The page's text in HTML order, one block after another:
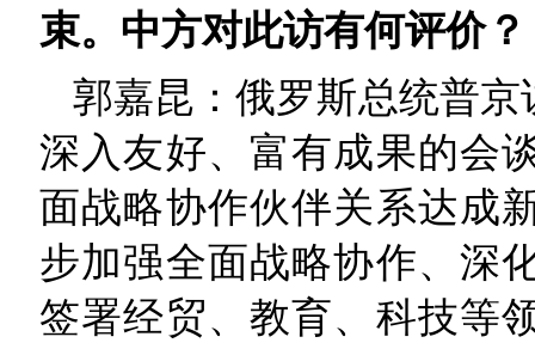
束。中方对此访有何评价？
郭嘉昆：俄罗斯总统普
深入友好、富有成果的会
面战略协作伙伴关系达成
步加强全面战略协作、深
签署经贸、教育、科技等